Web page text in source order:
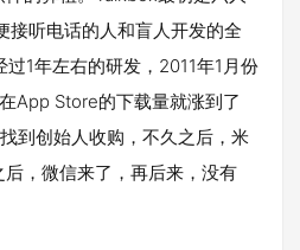
接听电话的人和盲人开发的全
1年左右的研发，2011年1月份
App Store的下载量就涨到了
到创始人收购，不久之后，米
，微信来了，再后来，没有